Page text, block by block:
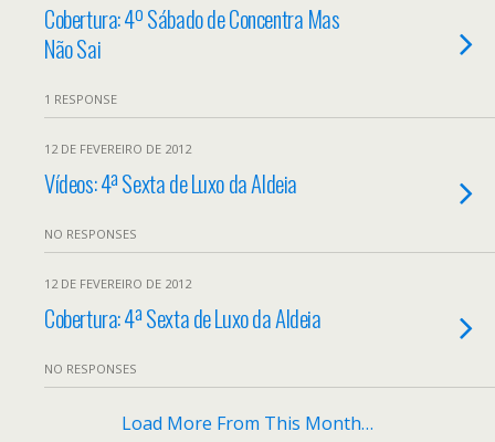
Cobertura: 4º Sábado de Concentra Mas
Não Sai
1 RESPONSE
12 DE FEVEREIRO DE 2012
Vídeos: 4ª Sexta de Luxo da Aldeia
NO RESPONSES
12 DE FEVEREIRO DE 2012
Cobertura: 4ª Sexta de Luxo da Aldeia
NO RESPONSES
Load More From This Month…